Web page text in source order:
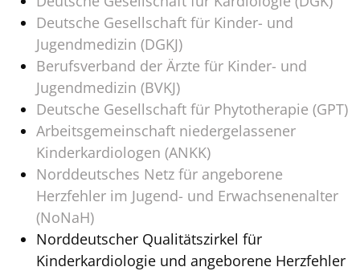
Deutsche Gesellschaft für Kinder- und
Jugendmedizin (DGKJ)
Berufsverband der Ärzte für Kinder- und
Jugendmedizin (BVKJ)
Deutsche Gesellschaft für Phytotherapie (GPT)
Arbeitsgemeinschaft niedergelassener
Kinderkardiologen (ANKK)
Norddeutsches Netz für angeborene
Herzfehler im Jugend- und Erwachsenenalter
(NoNaH)
Norddeutscher Qualitätszirkel für
Kinderkardiologie und angeborene Herzfehler